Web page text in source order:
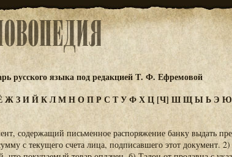
русского языка под редакцией Т. Ф. Ефремовой
ЖЗИЙКЛМНОПРС ТУФХЦ [Ч]ШЩЫЬ Э Ю
содержащий письменное распоряжение банку выдать
с текущего счета лица, подписавшего этот документ.